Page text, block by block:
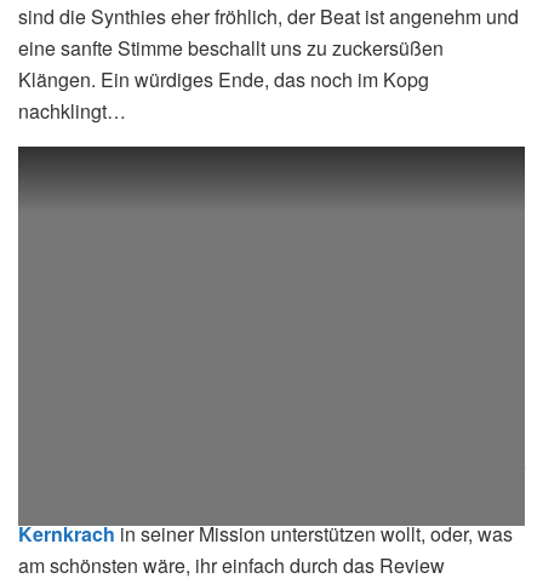
sind die Synthies eher fröhlich, der Beat ist angenehm und
eine sanfte Stimme beschallt uns zu zuckersüßen
Klängen. Ein würdiges Ende, das noch im Kopg
nachklingt…
Kernkrachin seiner Mission unterstützen wollt, oder, was
am schönsten wäre, ihr einfach durch das Review